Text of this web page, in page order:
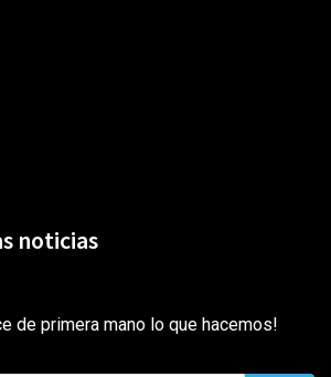
noticias
de primera mano lo que hacemos!